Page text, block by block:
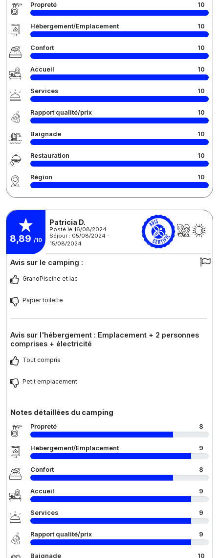
Propreté 10
Hébergement/Emplacement 10
Confort 10
Accueil 10
Services 10
Rapport qualité/prix 10
Baignade 10
Restauration 10
Région 10
8,89 /10
Patricia D.
Posté le 16/08/2024
Séjour : 05/08/2024 -
15/08/2024
Avis sur le camping :
GranoPiscine et lac
Papier toilette
Avis sur l'hébergement : Emplacement + 2 personnes
comprises + électricité
Tout compris
Petit emplacement
Notes détaillées du camping
Propreté 8
Hébergement/Emplacement 9
Confort 8
Accueil 9
Services 9
Rapport qualité/prix 9
Baignade 10